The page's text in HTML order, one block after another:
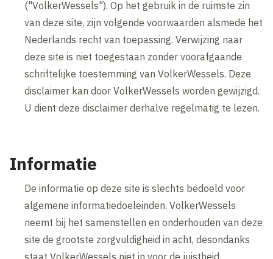
("VolkerWessels"). Op het gebruik in de ruimste zin
van deze site, zijn volgende voorwaarden alsmede het
Nederlands recht van toepassing. Verwijzing naar
deze site is niet toegestaan zonder voorafgaande
schriftelijke toestemming van VolkerWessels. Deze
disclaimer kan door VolkerWessels worden gewijzigd.
U dient deze disclaimer derhalve regelmatig te lezen.
Informatie
De informatie op deze site is slechts bedoeld voor
algemene informatiedoeleinden. VolkerWessels
neemt bij het samenstellen en onderhouden van deze
site de grootste zorgvuldigheid in acht, desondanks
staat VolkerWessels niet in voor de juistheid,